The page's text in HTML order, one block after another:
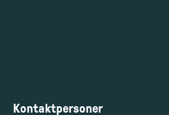
Kontaktpersoner